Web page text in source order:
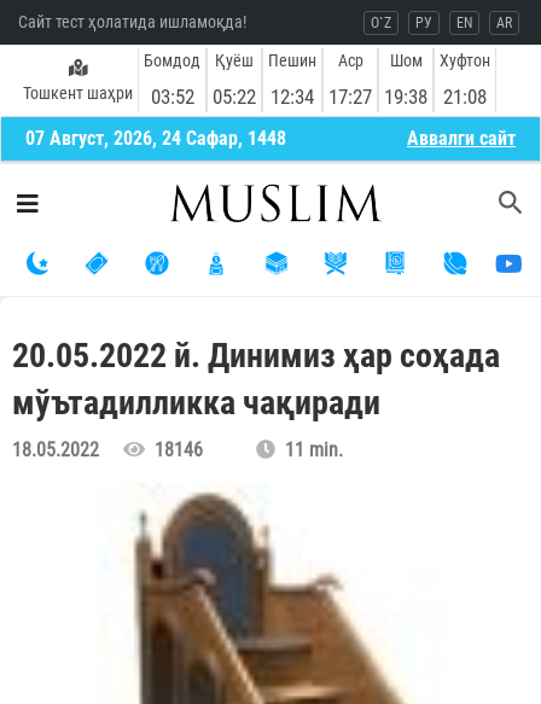
Сайт тест ҳолатида ишламоқда! O`Z РУ EN AR
Тошкент шаҳри
Бомдод
03:52
Қуёш
05:22
Пешин
12:34
Аср
17:27
Шом
19:38
Хуфтон
21:08
07 Август, 2026, 24 Сафар, 1448 Aввалги сайт
20.05.2022 й. Динимиз ҳар соҳада
мўътадилликка чақиради
18.05.2022 18146 11 min.